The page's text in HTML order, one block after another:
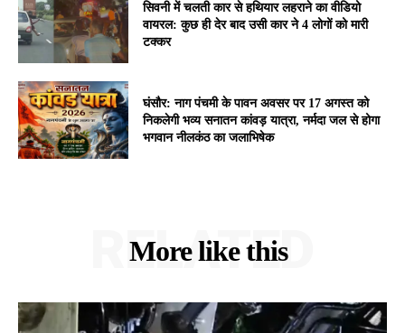
सिवनी में चलती कार से हथियार लहराने का वीडियो
वायरल: कुछ ही देर बाद उसी कार ने 4 लोगों को मारी
टक्कर
घंसौर: नाग पंचमी के पावन अवसर पर 17 अगस्त को
निकलेगी भव्य सनातन कांवड़ यात्रा, नर्मदा जल से होगा
भगवान नीलकंठ का जलाभिषेक
More like this
RELATED